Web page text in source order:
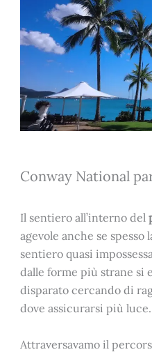
Conway National
Il sentiero all’interno del
agevole anche se spesso
sentiero quasi
dalle forme più strane si
disparato cercando di
dove assicurarsi più luce.
Attraversavamo il